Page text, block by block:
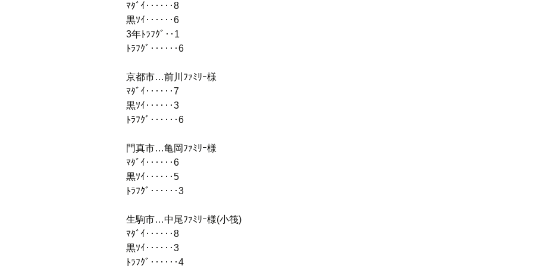
ﾏﾀﾞｲ‥‥‥8
黒ｿｲ‥‥‥6
3年ﾄﾗﾌｸﾞ‥1
ﾄﾗﾌｸﾞ‥‥‥6
京都市…前川ﾌｧﾐﾘｰ様
ﾏﾀﾞｲ‥‥‥7
黒ｿｲ‥‥‥3
ﾄﾗﾌｸﾞ‥‥‥6
門真市…亀岡ﾌｧﾐﾘｰ様
ﾏﾀﾞｲ‥‥‥6
黒ｿｲ‥‥‥5
ﾄﾗﾌｸﾞ‥‥‥3
生駒市…中尾ﾌｧﾐﾘｰ様(小筏)
ﾏﾀﾞｲ‥‥‥8
黒ｿｲ‥‥‥3
ﾄﾗﾌｸﾞ‥‥‥4